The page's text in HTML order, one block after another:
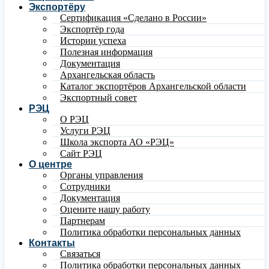
Экспортёру
Сертификация «Сделано в России»
Экспортёр года
Истории успеха
Полезная информация
Документация
Архангельская область
Каталог экспортёров Архангельской области
Экспортный совет
РЭЦ
О РЭЦ
Услуги РЭЦ
Школа экспорта АО «РЭЦ»
Сайт РЭЦ
О центре
Органы управления
Сотрудники
Документация
Оцените нашу работу
Партнерам
Политика обработки персональных данных
Контакты
Связаться
Политика обработки персональных данных